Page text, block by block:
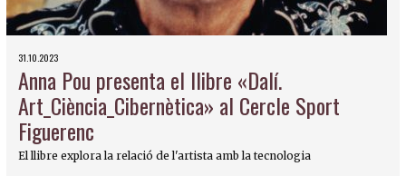
31.10.2023
Anna Pou presenta el llibre «Dalí.
Art_Ciència_Cibernètica» al Cercle Sport
Figuerenc
El llibre explora la relació de l'artista amb la tecnologia